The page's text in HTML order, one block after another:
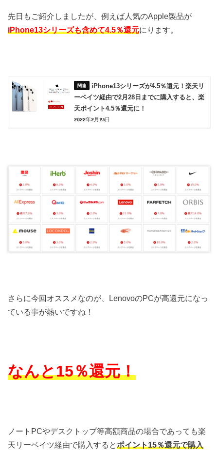
先日もご紹介しましたが、例えば人気のApple製品が
iPhone13シリーズも含めて4.5％還元にります。
iPhone13シリーズが4.5％還元！楽天リ
ーベイツ経由で2月28日までに購入すると、楽
天ポイント4.5％還元に！
2022年2月23日
さらに今回オススメなのが、LenovoのPCが高還元になっ
ている事が熱いですね！
なんと15％還元！
ノートPCやデスクトップ等高額商品の場合であっても楽
天リーベイツ経由で購入するとポイント15％還元で購入